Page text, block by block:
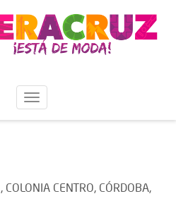
CENTRO, CÓRDOBA,